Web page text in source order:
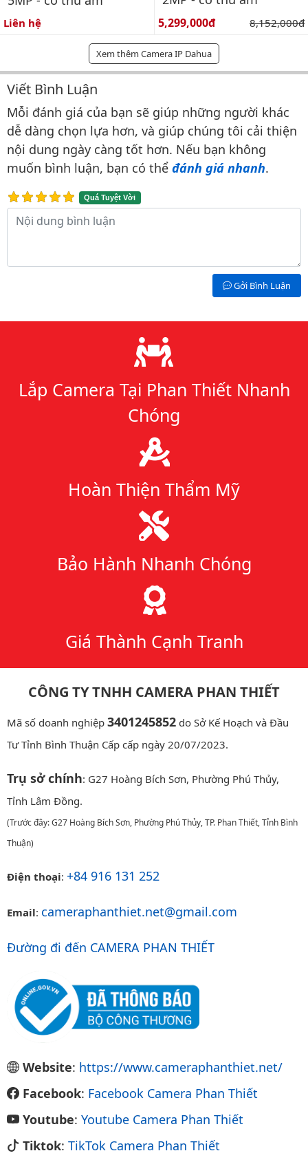
Liên hệ Giá bán:
5,299,000đ Giá gốc:
8,152,000đ
Xem thêm Camera IP Dahua
Bình luận & Đánh giá
Viết Bình Luận
Mỗi đánh giá của bạn sẽ giúp những người khác
dễ dàng chọn lựa hơn, và giúp chúng tôi cải thiện
nội dung ngày càng tốt hơn. Nếu bạn không
muốn bình luận, bạn có thể đánh giá nhanh.
Quá Tuyệt Vời
Nội dung bình luận
Gởi Bình Luận
Lý do chọn chúng tôi
Lắp Camera Tại Phan Thiết Nhanh
Chóng
Hoàn Thiện Thẩm Mỹ
Bảo Hành Nhanh Chóng
Giá Thành Cạnh Tranh
CÔNG TY TNHH CAMERA PHAN THIẾT
Mã số doanh nghiệp 3401245852 do Sở Kế Hoạch và Đầu
Tư Tỉnh Bình Thuận Cấp cấp ngày 20/07/2023.
Trụ sở chính: G27 Hoàng Bích Sơn, Phường Phú Thủy,
Tỉnh Lâm Đồng.
(Trước đây: G27 Hoàng Bích Sơn, Phường Phú Thủy, TP. Phan Thiết, Tỉnh Bình
Thuận)
Điện thoại: +84 916 131 252
Email: cameraphanthiet.net@gmail.com
Đường đi đến CAMERA PHAN THIẾT
Website: https://www.cameraphanthiet.net/
Facebook: Facebook Camera Phan Thiết
Youtube: Youtube Camera Phan Thiết
Tiktok: TikTok Camera Phan Thiết